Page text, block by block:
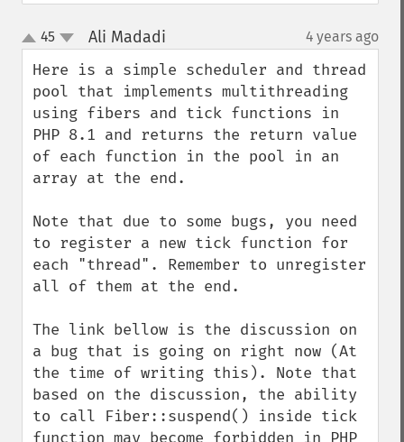
up
down
45 Ali Madadi 4 years ago
Here is a simple scheduler and thread
pool that implements multithreading
using fibers and tick functions in
PHP 8.1 and returns the return value
of each function in the pool in an
array at the end.
Note that due to some bugs, you need
to register a new tick function for
each "thread". Remember to unregister
all of them at the end.
The link bellow is the discussion on
a bug that is going on right now (At
the time of writing this). Note that
based on the discussion, the ability
to call Fiber::suspend() inside tick
function may become forbidden in PHP